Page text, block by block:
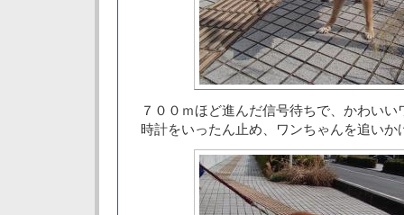
７００ｍほど進んだ信号待ちで、かわいい
時計をいったん止め、ワンちゃんを追いか